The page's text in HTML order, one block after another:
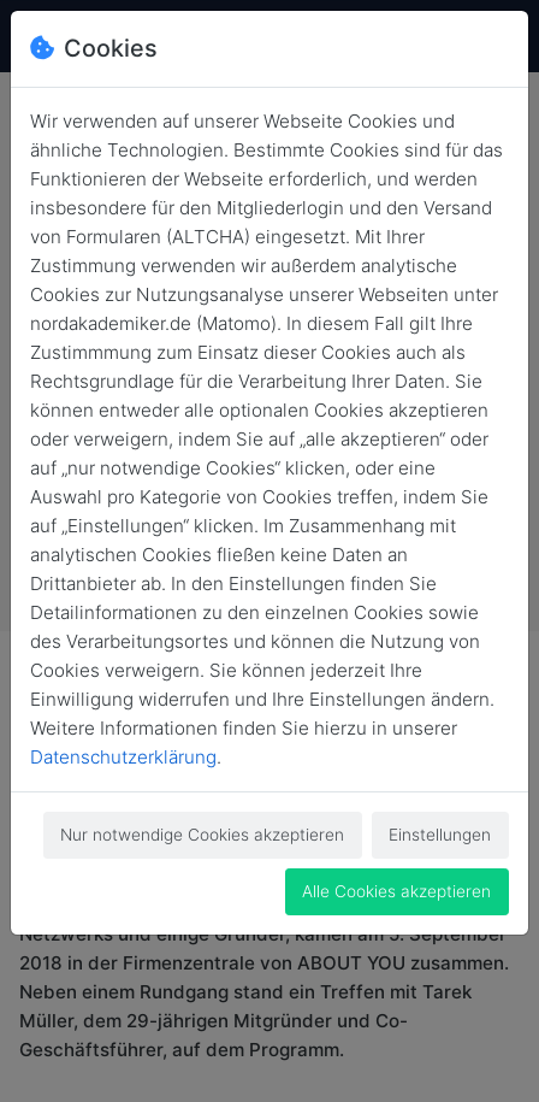
AlumniOnSite bei ABOUT YOU
mit Tarek Müller
Zurück 5. Sept. 2018
Hinter die Kulissen eines aufstrebenden Unternehmens
schauen, das Technologie und Mode mit der
AlumniOnSite-Termin bei ABOUT YOU erfreute sich
schon im Vorfeld großer Beliebtheit. 25 Nordakademiker,
darunter Studenten, langjährige Mitglieder des Alumni-
Netzwerks und einige Gründer, kamen am 5. September
2018 in der Firmenzentrale von ABOUT YOU zusammen.
Neben einem Rundgang stand ein Treffen mit Tarek
Müller, dem 29-jährigen Mitgründer und Co-
Geschäftsführer, auf dem Programm.
Cookies
Wir verwenden auf unserer Webseite Cookies und
ähnliche Technologien. Bestimmte Cookies sind für das
Funktionieren der Webseite erforderlich, und werden
insbesondere für den Mitgliederlogin und den Versand
von Formularen (ALTCHA) eingesetzt. Mit Ihrer
Zustimmung verwenden wir außerdem analytische
Cookies zur Nutzungsanalyse unserer Webseiten unter
nordakademiker.de (Matomo). In diesem Fall gilt Ihre
Zustimmmung zum Einsatz dieser Cookies auch als
Rechtsgrundlage für die Verarbeitung Ihrer Daten. Sie
können entweder alle optionalen Cookies akzeptieren
oder verweigern, indem Sie auf „alle akzeptieren“ oder
auf „nur notwendige Cookies“ klicken, oder eine
Auswahl pro Kategorie von Cookies treffen, indem Sie
auf „Einstellungen“ klicken. Im Zusammenhang mit
analytischen Cookies fließen keine Daten an
Drittanbieter ab. In den Einstellungen finden Sie
Detailinformationen zu den einzelnen Cookies sowie
des Verarbeitungsortes und können die Nutzung von
Cookies verweigern. Sie können jederzeit Ihre
Einwilligung widerrufen und Ihre Einstellungen ändern.
Weitere Informationen finden Sie hierzu in unserer
Datenschutzerklärung.
Nur notwendige Cookies akzeptieren Einstellungen
Alle Cookies akzeptieren